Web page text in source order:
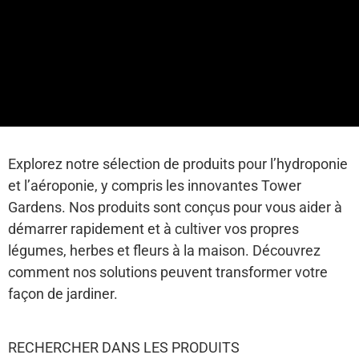
Explorez notre sélection de produits pour l’hydroponie
et l’aéroponie, y compris les innovantes Tower
Gardens. Nos produits sont conçus pour vous aider à
démarrer rapidement et à cultiver vos propres
légumes, herbes et fleurs à la maison. Découvrez
comment nos solutions peuvent transformer votre
façon de jardiner.
RECHERCHER DANS LES PRODUITS